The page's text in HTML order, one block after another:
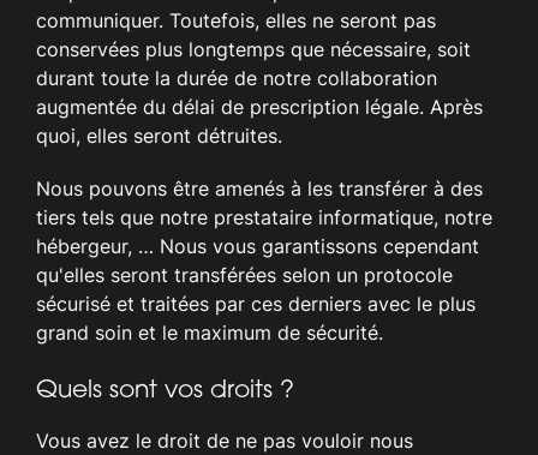
communiquer. Toutefois, elles ne seront pas
conservées plus longtemps que nécessaire, soit
durant toute la durée de notre collaboration
augmentée du délai de prescription légale. Après
quoi, elles seront détruites.
Nous pouvons être amenés à les transférer à des
tiers tels que notre prestataire informatique, notre
hébergeur, … Nous vous garantissons cependant
qu'elles seront transférées selon un protocole
sécurisé et traitées par ces derniers avec le plus
grand soin et le maximum de sécurité.
Quels sont vos droits ?
Vous avez le droit de ne pas vouloir nous